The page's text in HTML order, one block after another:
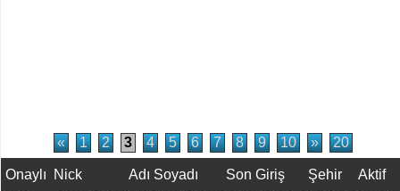
« 1 2 3 4 5 6 7 8 9 10 » 20
Onaylı Nick Adı Soyadı Son Giriş Şehir Aktif